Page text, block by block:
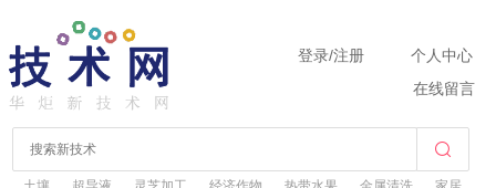
登录/注册
个人中心
在线留言